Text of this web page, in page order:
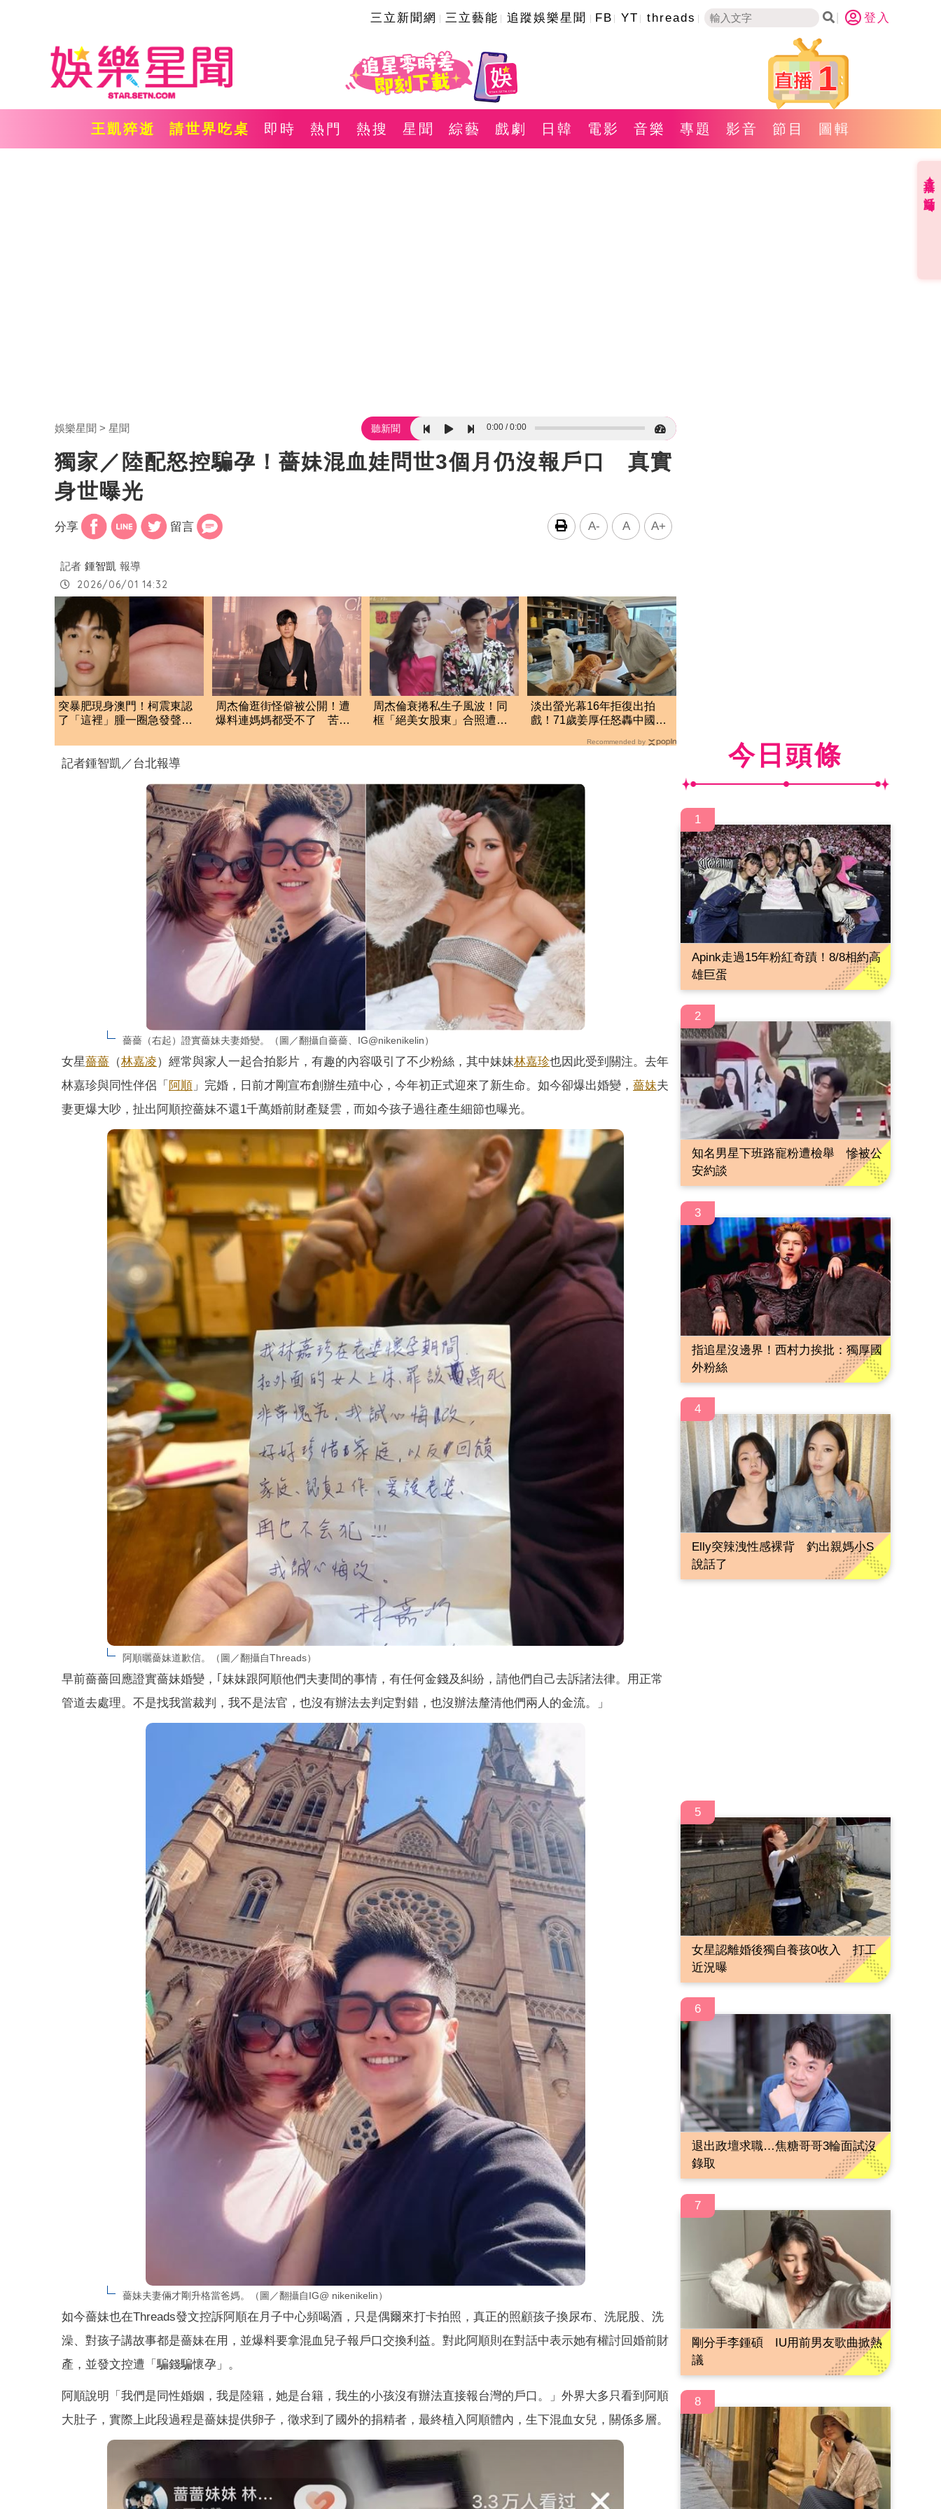
三立新聞網 三立藝能 追蹤娛樂星聞 FB YT threads 登入
1
王凱猝逝 請世界吃桌 即時 熱門 熱搜 星聞 綜藝 戲劇 日韓 電影 音樂 專題 影音 節目 圖輯
娛樂星聞 星聞 聽新聞 0:00 0:00
獨家／陸配怒控騙孕！薔妹混血娃問世3個月仍沒報戶口 真實
身世曝光
分享 留言 A- A A+
記者 鍾智凱 報導
2026/06/01 14:32
突暴肥現身澳門！柯震東認
了「這裡」腫一圈急發聲
周杰倫逛街怪僻被公開！遭
爆料連媽媽都受不了 苦勸
周杰倫衰捲私生子風波！同
框「絕美女股東」合照遭瘋
淡出螢光幕16年拒復出拍
戲！71歲姜厚任怒轟中國劇
Recommended by
記者鍾智凱／台北報導
薔薔（右起）證實薔妹夫妻婚變。（圖／翻攝自薔薔、IG@nikenikelin）
女星薔薔 （林嘉凌）經常與家人一起合拍影片，有趣的內容吸引了不少粉絲，其中妹妹林嘉珍也因此受到關注。去年
林嘉珍與同性伴侶「 阿順 」完婚，日前才剛宣布創辦生殖中心，今年初正式迎來了新生命。如今卻爆出婚變， 薔妹夫
妻更爆大吵，扯出阿順控薔妹不還1千萬婚前財產疑雲，而如今孩子過往產生細節也曝光。
阿順曬薔妹道歉信。（圖／翻攝自Threads）
早前薔薔回應證實薔妹婚變，｢妹妹跟阿順他們夫妻間的事情，有任何金錢及糾紛，請他們自己去訴諸法律。用正常
管道去處理。不是找我當裁判，我不是法官，也沒有辦法去判定對錯，也沒辦法釐清他們兩人的金流。」
薔妹夫妻倆才剛升格當爸媽。（圖／翻攝自IG@ nikenikelin）
如今薔妹也在Threads發文控訴阿順在月子中心頻喝酒，只是偶爾來打卡拍照，真正的照顧孩子換尿布、洗屁股、洗
澡、對孩子講故事都是薔妹在用，並爆料要拿混血兒子報戶口交換利益。對此阿順則在對話中表示她有權討回婚前財
產，並發文控遭「騙錢騙懷孕」。
阿順說明「我們是同性婚姻，我是陸籍，她是台籍，我生的小孩沒有辦法直接報台灣的戶口。」外界大多只看到阿順
大肚子，實際上此段過程是薔妹提供卵子，徵求到了國外的捐精者，最終植入阿順體內，生下混血女兒，關係多層。
今日頭條
1
Apink走過15年粉紅奇蹟！8/8相約高
雄巨蛋
2
知名男星下班路寵粉遭檢舉 慘被公
安約談
3
指追星沒邊界！西村力挨批：獨厚國
外粉絲
4
Elly突辣洩性感裸背 釣出親媽小S
說話了
5
女星認離婚後獨自養孩0收入 打工
近況曝
6
退出政壇求職…焦糖哥哥3輪面試沒
錄取
7
剛分手李鍾碩 IU用前男友歌曲掀熱
議
8
直播✦活動